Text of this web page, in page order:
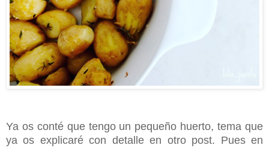
Ya os conté que tengo un pequeño huerto, tema que
ya os explicaré con detalle en otro post. Pues en